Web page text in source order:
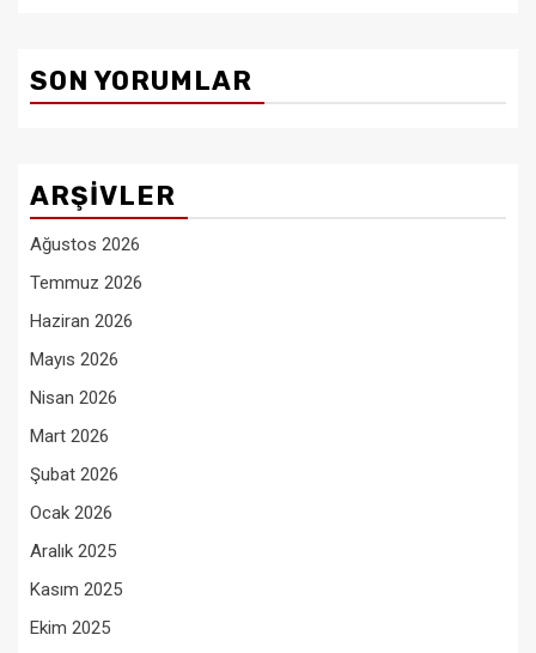
SON YORUMLAR
ARŞIVLER
Ağustos 2026
Temmuz 2026
Haziran 2026
Mayıs 2026
Nisan 2026
Mart 2026
Şubat 2026
Ocak 2026
Aralık 2025
Kasım 2025
Ekim 2025